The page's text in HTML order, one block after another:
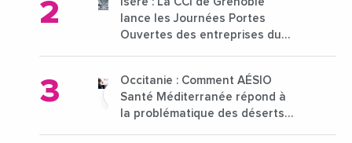
lance les Journées Portes
Ouvertes des entreprises du
Occitanie : Comment AÉSIO
Santé Méditerranée répond à
la problématique des déserts